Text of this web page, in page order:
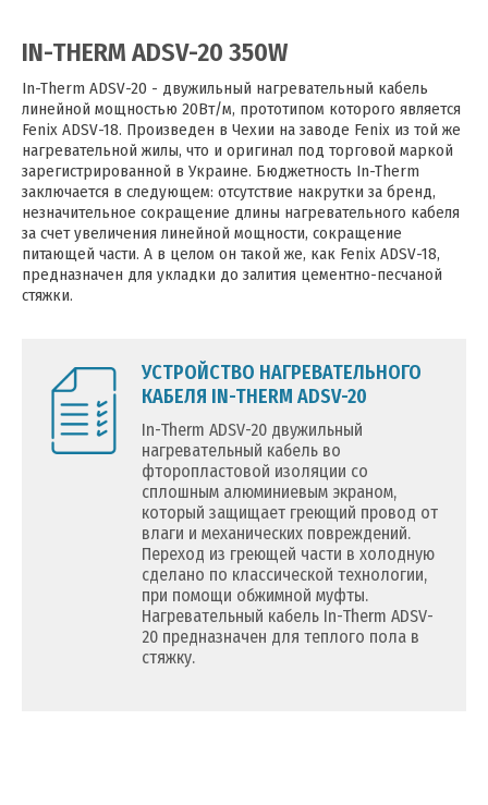
IN-THERM ADSV-20 350W
In-Therm ADSV-20 - двужильный нагревательный кабель
линейной мощностью 20Вт/м, прототипом которого является
Fenix ADSV-18. Произведен в Чехии на заводе Fenix из той же
нагревательной жилы, что и оригинал под торговой маркой
зарегистрированной в Украине. Бюджетность In-Therm
заключается в следующем: отсутствие накрутки за бренд,
незначительное сокращение длины нагревательного кабеля
за счет увеличения линейной мощности, сокращение
питающей части. А в целом он такой же, как Fenix ADSV-18,
предназначен для укладки до залития цементно-песчаной
стяжки.
УСТРОЙСТВО НАГРЕВАТЕЛЬНОГО
КАБЕЛЯ IN-THERM ADSV-20
In-Therm ADSV-20 двужильный
нагревательный кабель во
фторопластовой изоляции со
сплошным алюминиевым экраном,
который защищает греющий провод от
влаги и механических повреждений.
Переход из греющей части в холодную
сделано по классической технологии,
при помощи обжимной муфты.
Нагревательный кабель In-Therm ADSV-
20 предназначен для теплого пола в
стяжку.